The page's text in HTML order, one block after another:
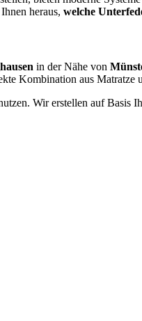
heraus, welche
in der Nähe von
Kombination aus
Wir erstellen auf Basis